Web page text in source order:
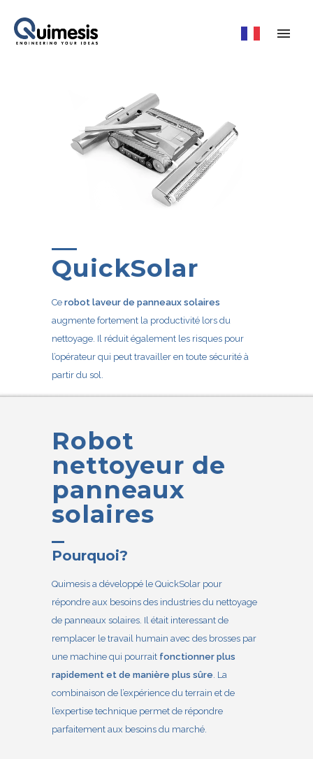
QuickSolar
Ce robot laveur de panneaux solaires
augmente fortement la productivité lors du
nettoyage. Il réduit également les risques pour
l’opérateur qui peut travailler en toute sécurité à
partir du sol.
Robot
nettoyeur de
panneaux
solaires
Pourquoi?
Quimesis a développé le QuickSolar pour
répondre aux besoins des industries du nettoyage
de panneaux solaires. Il était interessant de
remplacer le travail humain avec des brosses par
une machine qui pourrait fonctionner plus
rapidement et de manière plus sûre . La
combinaison de l’expérience du terrain et de
l’expertise technique permet de répondre
parfaitement aux besoins du marché.